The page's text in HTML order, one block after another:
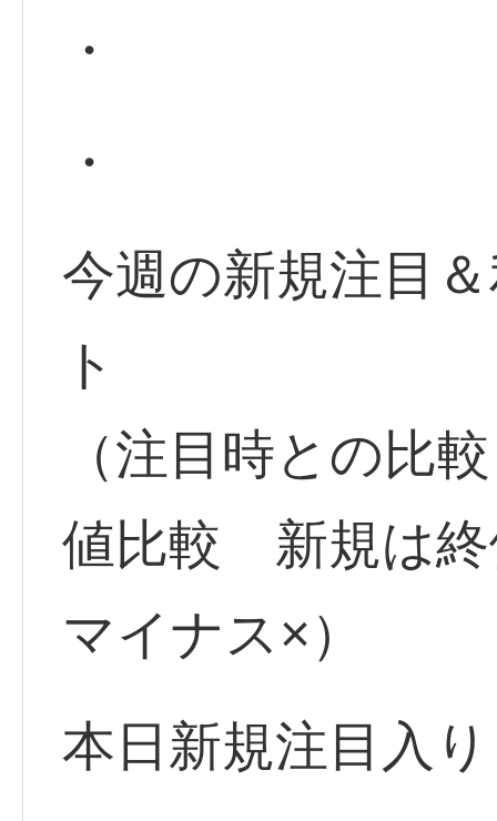
・
・
今週の新規注目
ト
（注目時との比
値比較 新規は
マイナス×）
本日新規注目入